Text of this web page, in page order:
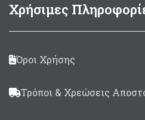
Χρήσιμες
Όροι Χρήσης
Τρόποι & Χρεώσεις